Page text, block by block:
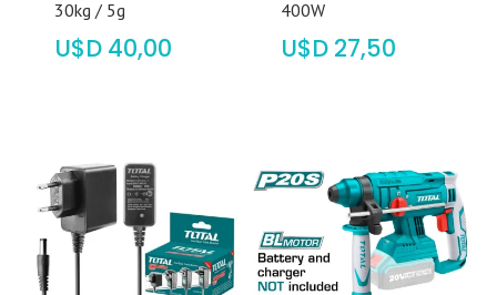
30kg / 5g
$ 40,00
400W
$ 27,50